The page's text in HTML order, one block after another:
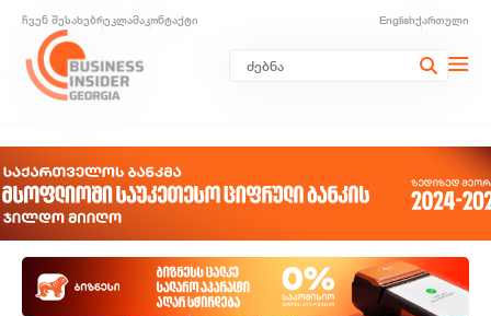
ჩვენ შესახებრეკლამაკონტაქტი Englishქართული